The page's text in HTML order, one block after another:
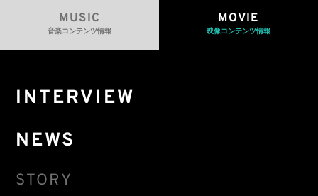
MUSIC
音楽コンテンツ情報
MOVIE
映像コンテンツ情報
INTERVIEW
NEWS
STORY